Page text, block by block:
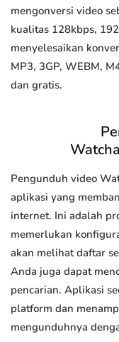
mengonversi video
kualitas 128kbps,
menyelesaikan
MP3, 3GP, WEBM,
dan gratis.
Pengunduh video
aplikasi yang
internet. Ini adalah
memerlukan
akan melihat daftar
Anda juga dapat
pencarian. Aplikasi
platform dan
mengunduhnya